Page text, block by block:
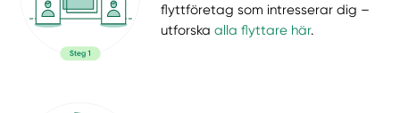
flyttföretag som intresserar dig –
utforskaalla flyttare här.